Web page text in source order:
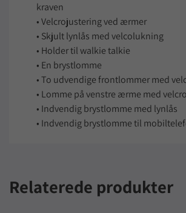
kraven
• Velcrojustering ved ærmer
• Skjult lynlås med velcolukning
• Holder til walkie talkie
• En brystlomme
• To udvendige frontlommer med
• Lomme på venstre ærme med velcro
• Indvendig brystlomme med lynlås
• Indvendig brystlomme til
Relaterede produkter